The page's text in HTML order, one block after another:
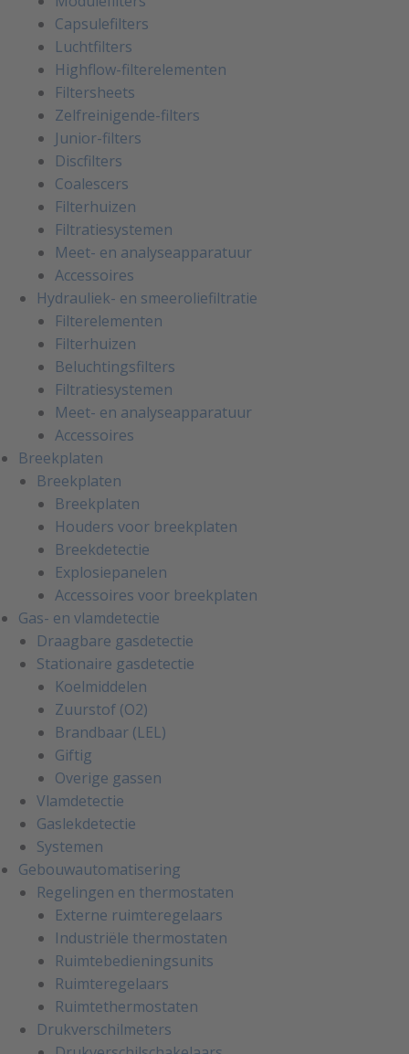
Capsulefilters
Luchtfilters
Highflow-filterelementen
Filtersheets
Zelfreinigende-filters
Junior-filters
Discfilters
Coalescers
Filterhuizen
Filtratiesystemen
Meet- en analyseapparatuur
Accessoires
Hydrauliek- en smeeroliefiltratie
Filterelementen
Filterhuizen
Beluchtingsfilters
Filtratiesystemen
Meet- en analyseapparatuur
Accessoires
Breekplaten
Breekplaten
Breekplaten
Houders voor breekplaten
Breekdetectie
Explosiepanelen
Accessoires voor breekplaten
Gas- en vlamdetectie
Draagbare gasdetectie
Stationaire gasdetectie
Koelmiddelen
Zuurstof (O2)
Brandbaar (LEL)
Giftig
Overige gassen
Vlamdetectie
Gaslekdetectie
Systemen
Gebouwautomatisering
Regelingen en thermostaten
Externe ruimteregelaars
Industriële thermostaten
Ruimtebedieningsunits
Ruimteregelaars
Ruimtethermostaten
Drukverschilmeters